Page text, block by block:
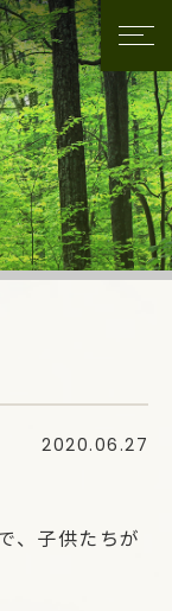
2020.06.27
、子供たちが